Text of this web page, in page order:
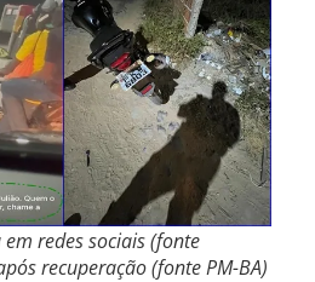
redes sociais (fonte
recuperação (fonte PM-BA)